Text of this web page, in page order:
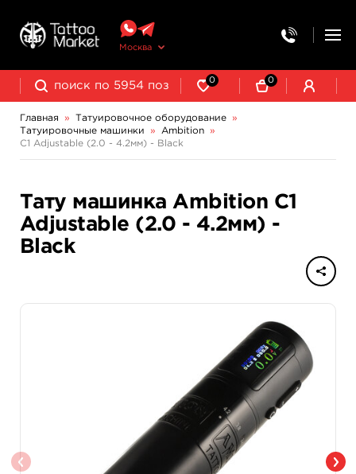
Москва
0 0
Главная » Татуировочное оборудование
»
Татуировочные машинки
» Ambition
»
C1 Adjustable (2.0 - 4.2мм) - Black
Тату машинка Ambition C1
Adjustable (2.0 - 4.2мм) -
Black